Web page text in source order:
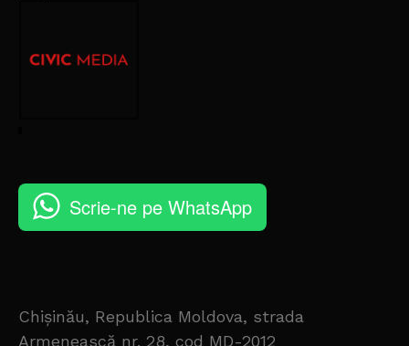
Scrie-ne pe WhatsApp
Chișinău, Republica Moldova, strada
Armenească nr. 28, cod MD-2012